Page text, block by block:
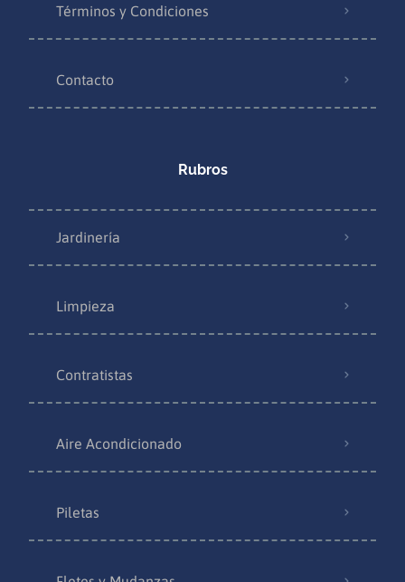
Términos y Condiciones
Contacto
Rubros
Jardinería
Limpieza
Contratistas
Aire Acondicionado
Piletas